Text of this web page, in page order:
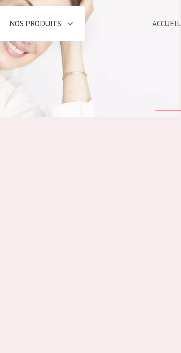
NOS PRODUITS
TYPE DE PRODUIT
Crème de Jour
ACCUEIL